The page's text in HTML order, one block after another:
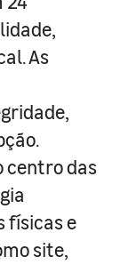
As
centro das
físicas e
site,